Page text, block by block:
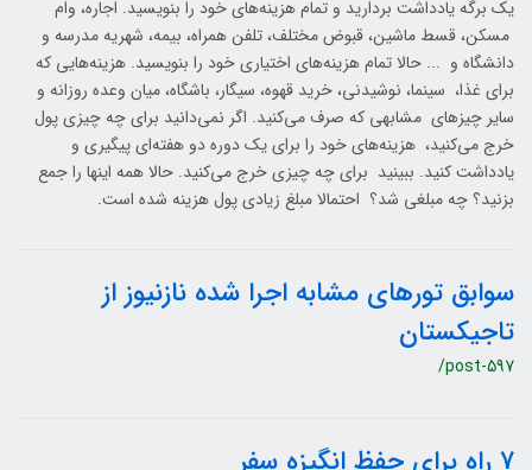
یک برگه یادداشت بردارید و تمام هزینه‌های خود را بنویسید. اجاره، وام
مسکن، قسط ماشین، قبوض مختلف، تلفن همراه، بیمه، شهریه مدرسه و
دانشگاه و ... حالا تمام هزینه‌های اختیاری خود را بنویسید. هزینه‌هایی که
برای غذا، سینما، نوشیدنی، خرید قهوه، سیگار، باشگاه، میان وعده روزانه و
سایر چیزهای مشابهی که صرف می‌کنید. اگر نمی‌دانید برای چه چیزی پول
خرج می‌کنید، هزینه‌های خود را برای یک دوره دو هفته‌ای پیگیری و
یادداشت کنید. ببینید برای چه چیزی خرج می‌کنید. حالا همه اینها را جمع
بزنید؟ چه مبلغی شد؟ احتمالا مبلغ زیادی پول هزینه شده است.
سوابق تورهای مشابه اجرا شده نازنیوز از
تاجیکستان
/post-597
7 راه برای حفظ انگیزه سفر